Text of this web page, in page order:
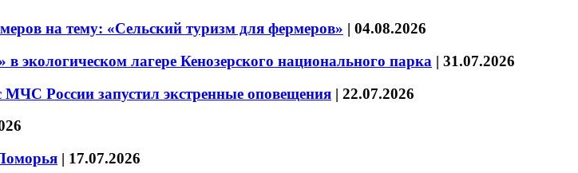
на тему: «Сельский туризм для фермеров» | 04.08.2026
экологическом лагере Кенозерского национального парка | 31.07.2026
России запустил экстренные оповещения | 22.07.2026
| 17.07.2026